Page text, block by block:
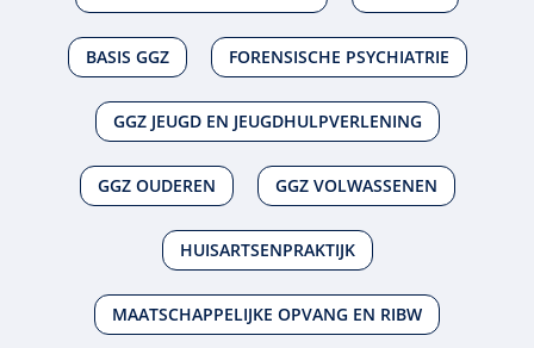
BASIS GGZ FORENSISCHE PSYCHIATRIE
GGZ JEUGD EN JEUGDHULPVERLENING
GGZ OUDEREN GGZ VOLWASSENEN
HUISARTSENPRAKTIJK
MAATSCHAPPELIJKE OPVANG EN RIBW